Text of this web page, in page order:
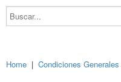
Buscar...
Home | Condiciones Generales